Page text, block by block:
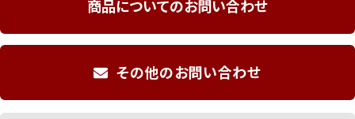
商品についてのお問い合わせ
その他のお問い合わせ